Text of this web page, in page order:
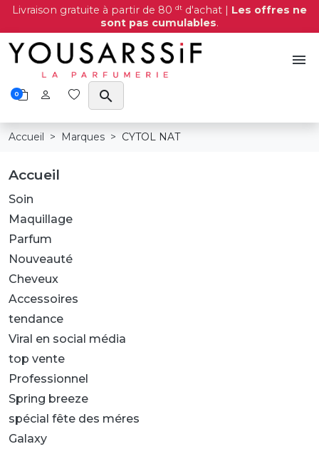
Livraison gratuite à partir de 80 dt d'achat | Les offres ne
sont pas cumulables.
menu
0 search
Accueil Marques CYTOL NAT
Accueil
Soin
Maquillage
Parfum
Nouveauté
Cheveux
Accessoires
tendance
Viral en social média
top vente
Professionnel
Spring breeze
spécial fête des méres
Galaxy